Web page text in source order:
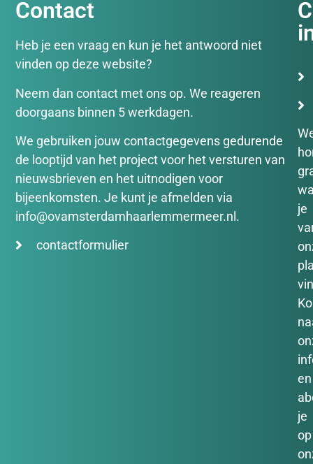
Contact
Heb je een vraag en kun je het antwoord niet
vinden op deze website?
Neem dan contact met ons op. We reageren
doorgaans binnen 5 werkdagen.
We gebruiken jouw contactgegevens gedurende
de looptijd van het project voor het versturen van
nieuwsbrieven en het uitnodigen voor
bijeenkomsten. Je kunt je afmelden via
info@ovamsterdamhaarlemmermeer.nl.
contactformulier
je
en
je
op